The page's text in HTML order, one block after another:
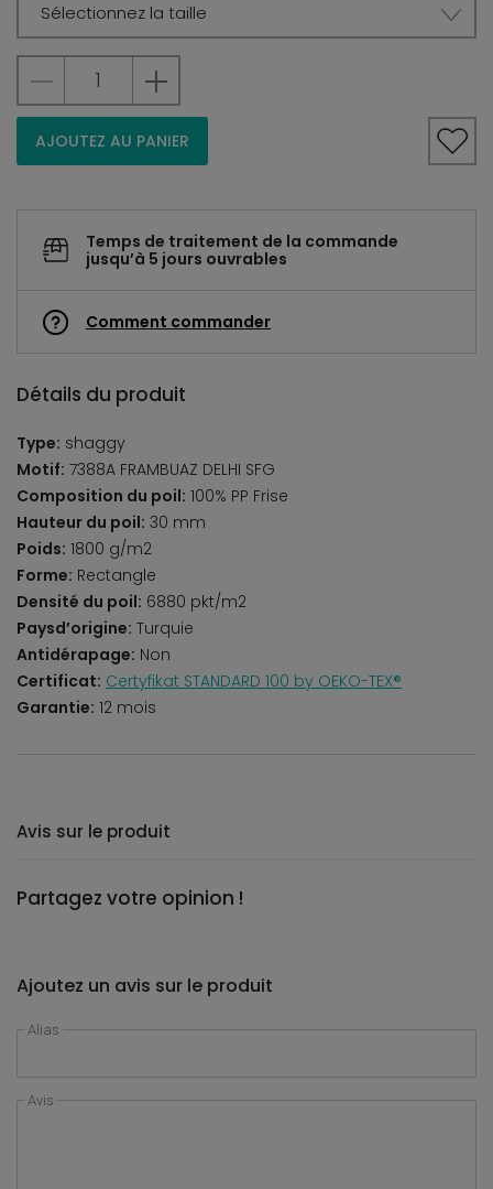
Sélectionnez la taille
AJOUTEZ AU PANIER
Temps de traitement de la commande
jusqu’à 5 jours ouvrables
Comment commander
Détails du produit
Type: shaggy
Motif: 7388A FRAMBUAZ DELHI SFG
Composition du poil: 100% PP Frise
Hauteur du poil: 30 mm
Poids: 1800 g/m2
Forme: Rectangle
Densité du poil: 6880 pkt/m2
Paysd’origine: Turquie
Antidérapage: Non
Certificat: Certyfikat STANDARD 100 by OEKO-TEX®
Garantie: 12 mois
Avis sur le produit
Partagez votre opinion !
Ajoutez un avis sur le produit
Alias
Avis